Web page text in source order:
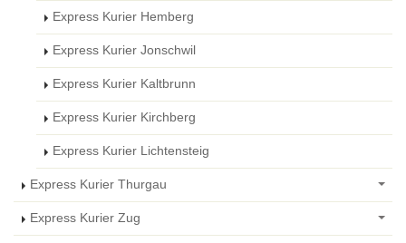
Express Kurier Hemberg
Express Kurier Jonschwil
Express Kurier Kaltbrunn
Express Kurier Kirchberg
Express Kurier Lichtensteig
Express Kurier Thurgau
Express Kurier Zug